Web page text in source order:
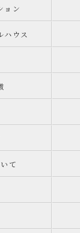
ョン
ハウス
て